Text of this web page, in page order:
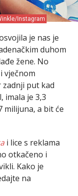
Instagram
je nas je
duhom
žene. No
vječnom
zadnji put kad
imala je 3,3
milijuna, a bit će
i lice s reklama
otkačeno i
Kako je
na